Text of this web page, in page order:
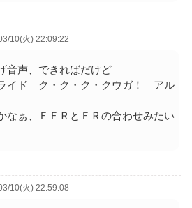
10(火) 22:09:22
音声、できればだけど
ライド ク・ク・ク・クウガ！ アル
なぁ、ＦＦＲとＦＲの合わせみたい
10(火) 22:59:08